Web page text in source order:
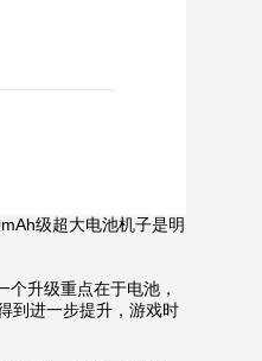
级超大电池机子是明
升级重点在于电池，
到进一步提升，游戏时